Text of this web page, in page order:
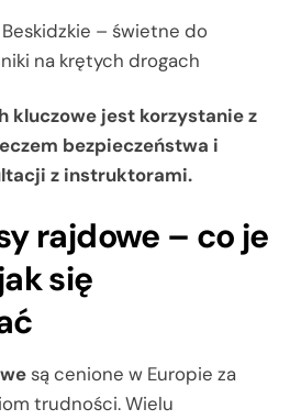
– świetne do
na krętych drogach
kluczowe jest korzystanie z
bezpieczeństwa i
z instruktorami.
rajdowe – co je
się
są cenione w Europie za
trudności. Wielu